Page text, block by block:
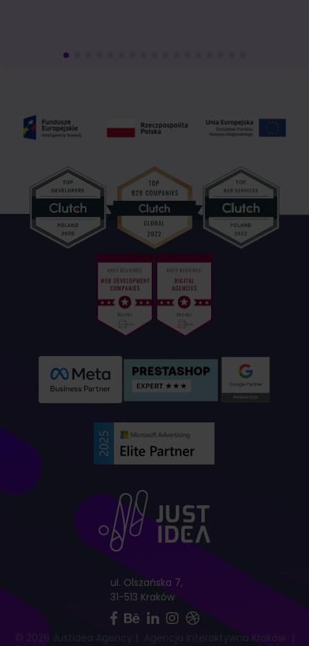
© 2026 JustIdea Agency Agencja Interaktywna Kraków |
ul. Olszańska 7,
31-513 Kraków